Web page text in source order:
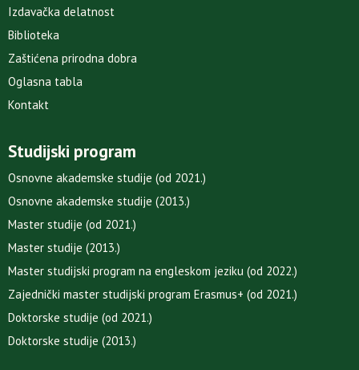
Izdavačka delatnost
Biblioteka
Zaštićena prirodna dobra
Oglasna tabla
Kontakt
Studijski program
Osnovne akademske studije (od 2021.)
Osnovne akademske studije (2013.)
Master studije (od 2021.)
Master studije (2013.)
Master studijski program na engleskom jeziku (od 2022.)
Zajednički master studijski program Erasmus+ (od 2021.)
Doktorske studije (od 2021.)
Doktorske studije (2013.)